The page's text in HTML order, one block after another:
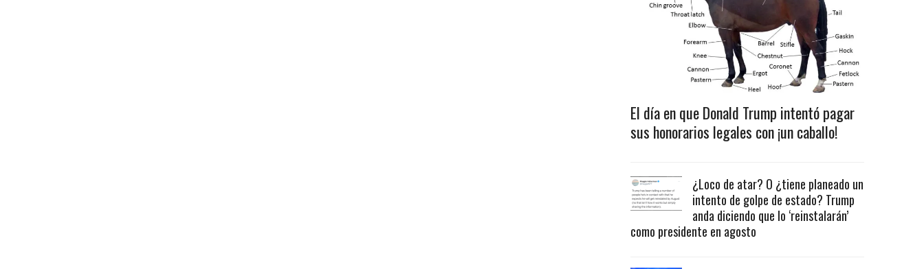
El día en que Donald Trump intentó pagar
sus honorarios legales con ¡un caballo!
¿Loco de atar? O ¿tiene planeado un
intento de golpe de estado? Trump
anda diciendo que lo ‘reinstalarán’
como presidente en agosto